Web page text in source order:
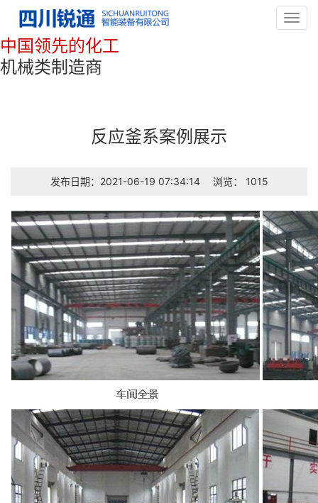
中国领先的化工
机械类制造商
反应釜系案例展示
发布日期：2021-06-19 07:34:14 浏览： 1015